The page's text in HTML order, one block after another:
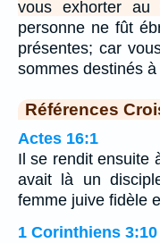
vous exhorter
personne ne fût
présentes; car
sommes destinés
Références
Actes 16:1
Il se rendit ensuite
avait là un
femme juive fidèle
1 Corinthiens 3:10